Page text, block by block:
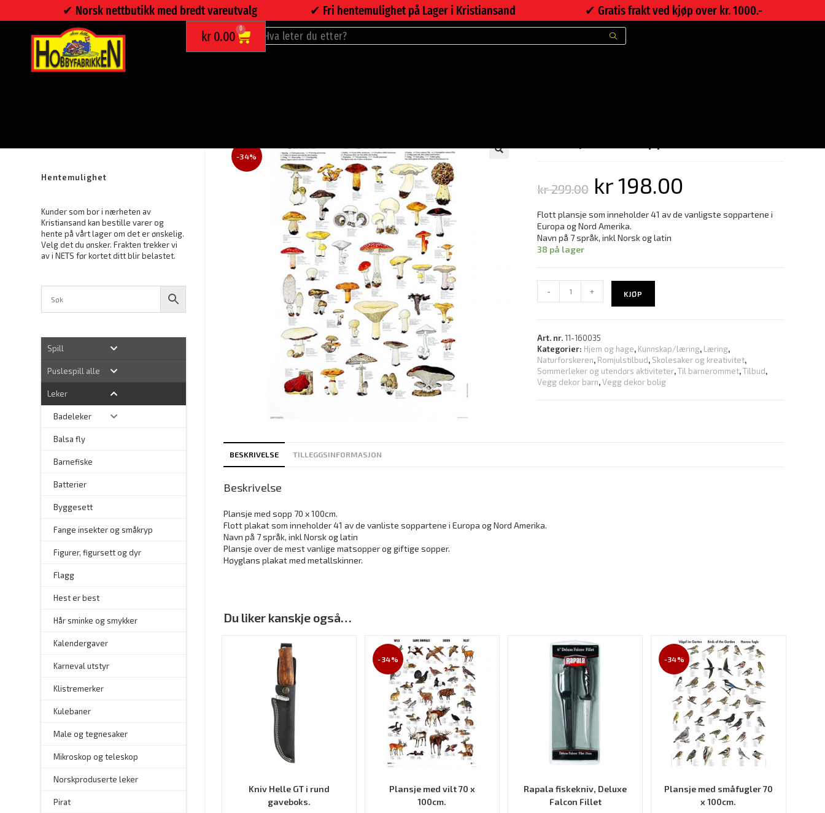
✔︎ Norsk nettbutikk med bredt vareutvalg ✔︎ Fri hentemulighet på Lager i Kristiansand ✔︎ Gratis frakt ved kjøp over kr. 1000.-
kr0.00 0
-34%
kr299.00 kr198.00
Flott plansje som inneholder 41 av de vanligste soppartene i
Europa og Nord Amerika.
Navn på 7 språk, inkl Norsk og latin
38 på lager
- + KJØP
Art. nr.11-160035
Kategorier: Hjem og hage, Kunnskap/læring, Læring,
Naturforskeren, Romjulstilbud, Skolesaker og kreativitet,
Sommerleker og utendørs aktiviteter,Til barnerommet,Tilbud,
Vegg dekor barn,Vegg dekor bolig
BESKRIVELSE TILLEGGSINFORMASJON
Beskrivelse
Plansje med sopp 70 x 100cm.
Flott plakat som inneholder 41 av de vanliste soppartene i Europa og Nord Amerika.
Navn på 7 språk, inkl Norsk og latin
Plansje over de mest vanlige matsopper og giftige sopper.
Høyglans plakat med metallskinner.
Du liker kanskje også…
Kniv Helle GT i rund
gaveboks.
-34%
Plansje med vilt 70 x
100cm.
Rapala fiskekniv, Deluxe
Falcon Fillet
-34%
Plansje med småfugler 70
x 100cm.
Hentemulighet
Kunder som bor i nærheten av
Kristiansand kan bestille varer og
hente på vårt lager om det er ønskelig.
Velg det du ønsker. Frakten trekker vi
av i NETS før kortet ditt blir belastet.
Spill
Puslespill alle
Leker
Badeleker
Balsa fly
Barnefiske
Batterier
Byggesett
Fange insekter og småkryp
Figurer, figursett og dyr
Flagg
Hest er best
Hår sminke og smykker
Kalendergaver
Karneval utstyr
Klistremerker
Kulebaner
Male og tegnesaker
Mikroskop og teleskop
Norskproduserte leker
Pirat